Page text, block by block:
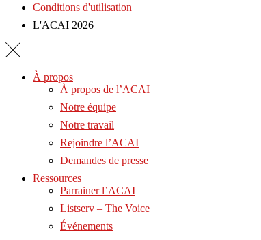
Conditions d'utilisation
L'ACAI 2026
À propos
À propos de l’ACAI
Notre équipe
Notre travail
Rejoindre l’ACAI
Demandes de presse
Ressources
Parrainer l’ACAI
Listserv – The Voice
Événements